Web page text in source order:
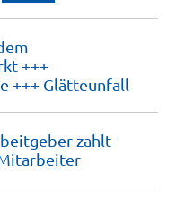
+++
+++ Glätteunfall
zahlt